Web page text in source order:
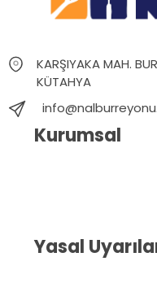
KARŞIYAKA MAH.
KÜTAHYA
Kurumsal
Yasal